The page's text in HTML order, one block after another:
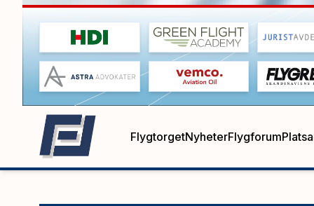
FlygtorgetNyheterFlygforum